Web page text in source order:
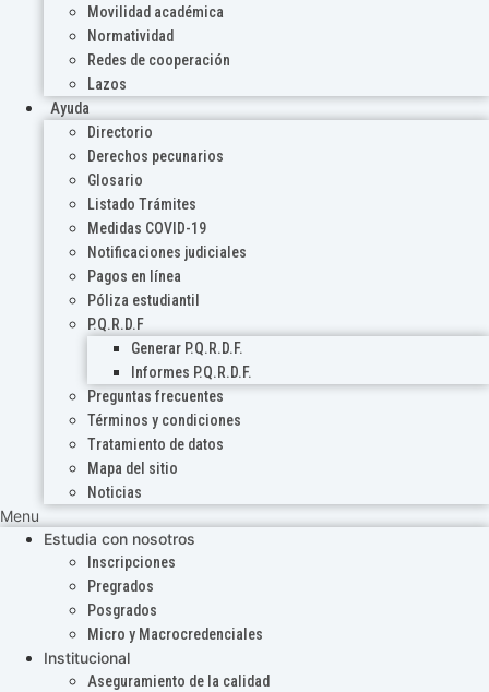
Movilidad académica
Normatividad
Redes de cooperación
Lazos
Ayuda
Directorio
Derechos pecunarios
Glosario
Listado Trámites
Medidas COVID-19
Notificaciones judiciales
Pagos en línea
Póliza estudiantil
P.Q.R.D.F
Generar P.Q.R.D.F.
Informes P.Q.R.D.F.
Preguntas frecuentes
Términos y condiciones
Tratamiento de datos
Mapa del sitio
Noticias
Menu
Estudia con nosotros
Inscripciones
Pregrados
Posgrados
Micro y Macrocredenciales
Institucional
Aseguramiento de la calidad